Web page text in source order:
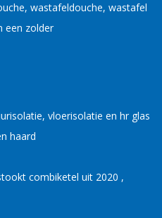
wastafeldouche, wastafel
een zolder
vloerisolatie en hr glas
haard
combiketel uit 2020 ,